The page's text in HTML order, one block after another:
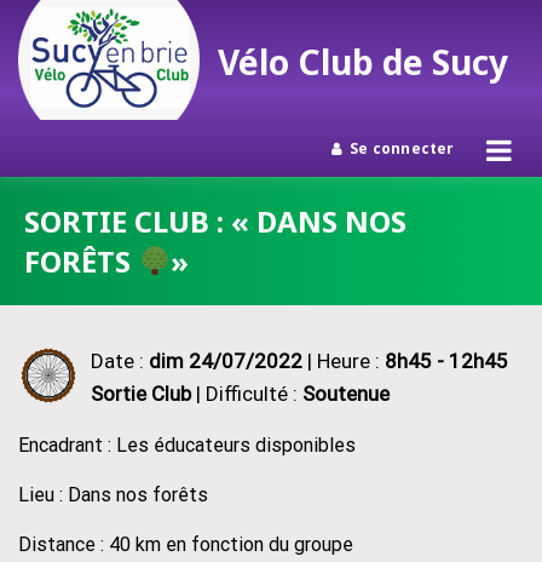
contenu
Vélo Club de Sucy
Se connecter
SORTIE CLUB : « DANS NOS
FORÊTS
»
Date : dim 24/07/2022 | Heure : 8h45 - 12h45
Sortie Club| Difficulté : Soutenue
Encadrant : Les éducateurs disponibles
Lieu : Dans nos forêts
Distance : 40 km en fonction du groupe